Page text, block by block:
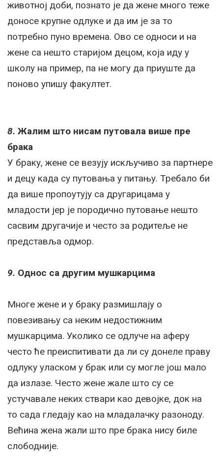
животној доби, познато је да жене много теже
доносе крупне одлуке и да им је за то
потребно пуно времена. Ово се односи и на
жене са нешто старијом децом, која иду у
школу на пример, па не могу да приуште да
поново упишу факултет.
8. Жалим што нисам путовала више пре
брака
У браку, жене се везују искључиво за партнере
и децу када су путовања у питању. Требало би
да више пропоутују са другарицама у
младости јер је породично путовање нешто
сасвим другачије и често за родитеље не
представља одмор.
9. Однос са другим мушкарцима
Многе жене и у браку размишлају о
повезивању са неким недостижним
мушкарцима. Уколико се одлуче на аферу
често ће преиспитивати да ли су донеле праву
одлуку уласком у брак или су могле још мало
да излазе. Често жене жале што су се
устучавале неких ствари као девојке, док на
то сада гледају као на младалачку разоноду.
Већина жена жали што пре брака нису биле
слободније.